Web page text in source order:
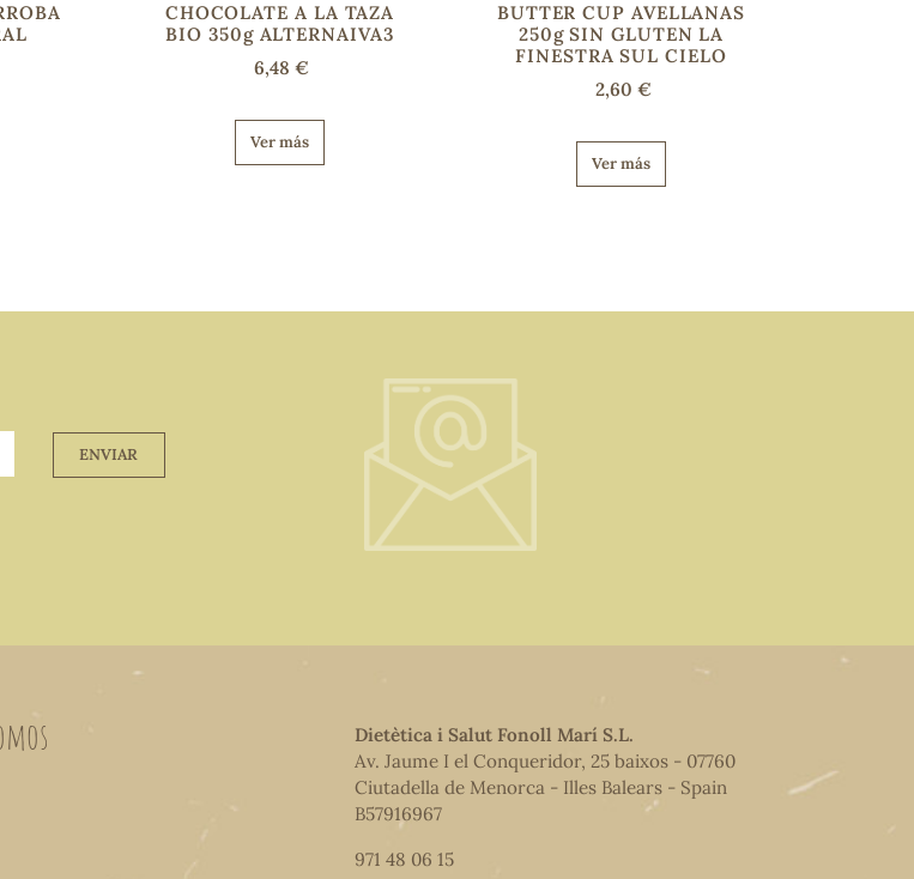
CHOCOLATE A LA TAZA
BIO 350g ALTERNAIVA3
6,48 €
Ver más
BUTTER CUP AVELLANAS
250g SIN GLUTEN LA
FINESTRA SUL CIELO
2,60 €
Ver más
ENVIAR
Dietètica i Salut Fonoll Marí S.L.
Av. Jaume I el Conqueridor, 25 baixos - 07760
Ciutadella de Menorca - Illes Balears - Spain
B57916967
971 48 06 15